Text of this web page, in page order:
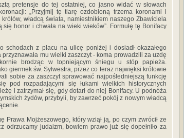
pretensje do tej ostatniej, co jasno widać w słowach
„Przyjmij tę tiarę ozdobioną trzema koronami i
władcą świata, namiestnikiem naszego Zbawiciela
honor i chwała na wieki wieków”. Formułę tę Bonifacy
schodach z placu na ulicę poniżej i dosiadł okazałego
przyznawała mu wielki zaszczyt - koma prowadzili za uzdę
brodząc w topniejącym śniegu u stóp papieża.
giermek św. Sylwestra, przez co teraz najwięksi królowie
sobie za zaszczyt sprawować najpośledniejszą funkcję
pod rozpadającymi się łukami wielkich historycznych
i zatrzymał się, gdy dotarł do niej Bonifacy. U podnóża
żydów, przybyli, by zawrzeć pokój z nowym władcą
Prawa Mojżeszowego, który wziął ją, po czym zwrócił ze
odrzucamy judaizm, bowiem prawo już się dopełniło za